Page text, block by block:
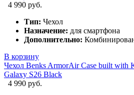
4 990 руб.
Тип: Чехол
Назначение: для смартфона
Дополнительно:
В корзину
Чехол Benks ArmorAir Case built with
Galaxy S26 Black
4 990 руб.